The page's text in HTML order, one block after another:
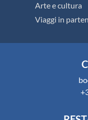
Arte e cultura
Viaggi in